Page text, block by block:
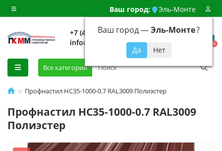
Ваш город: Эль-Монте
Ваш город —Эль-Монте?
+7 (499) 648-92-94
info@evroshtaketnikmoskva.ru
0
Все категории
Профнастил НС35-1000-0.7 RAL3009 Полиэстер
Профнастил НС35-1000-0.7 RAL3009
Полиэстер